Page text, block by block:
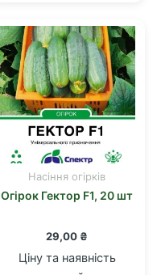
Насіння огірків
Огірок Гектор F1, 20 шт
29,00 ₴
Ціну та наявність